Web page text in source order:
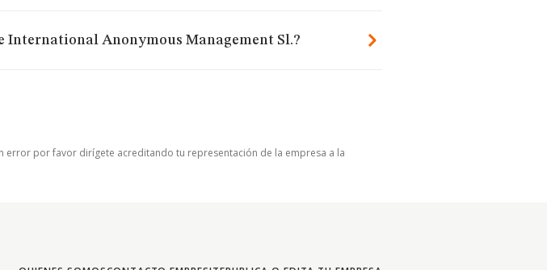
International Anonymous Management Sl.?
error por favor dirígete acreditando tu representación de la empresa a la